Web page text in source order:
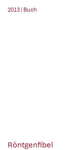
2013 | Buch
Röntgenfibel